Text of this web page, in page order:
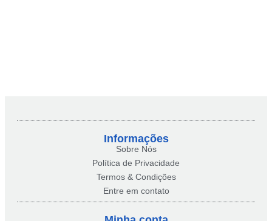
Informações
Sobre Nós
Política de Privacidade
Termos & Condições
Entre em contato